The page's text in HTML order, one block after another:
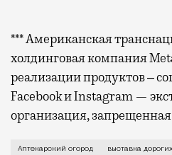
*** Американская
холдинговая компания
реализации продуктов ‒
Facebook и Instagram —
организация,
Аптекарский огород выставка